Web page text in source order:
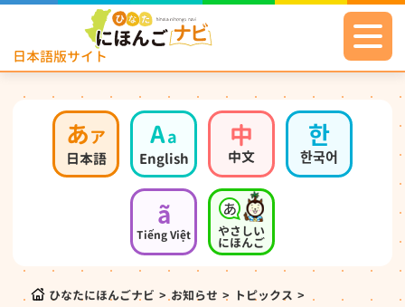
日本語版サイト
あア
日本語
Aa
English
中
中文
한
한국어
ã
Tiếng Việt やさしい
にほんご
ひなたにほんごナビ >お知らせ > トピックス >